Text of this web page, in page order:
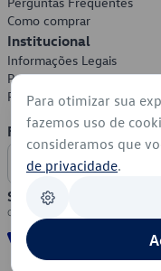
Como comprar
Institucional
Informações Legais
Política de Privacidade
Política de Cookies
Formas de Pagamento
Segurança
Para otimizar sua
fazemos uso de
consideramos que
de privacidade.